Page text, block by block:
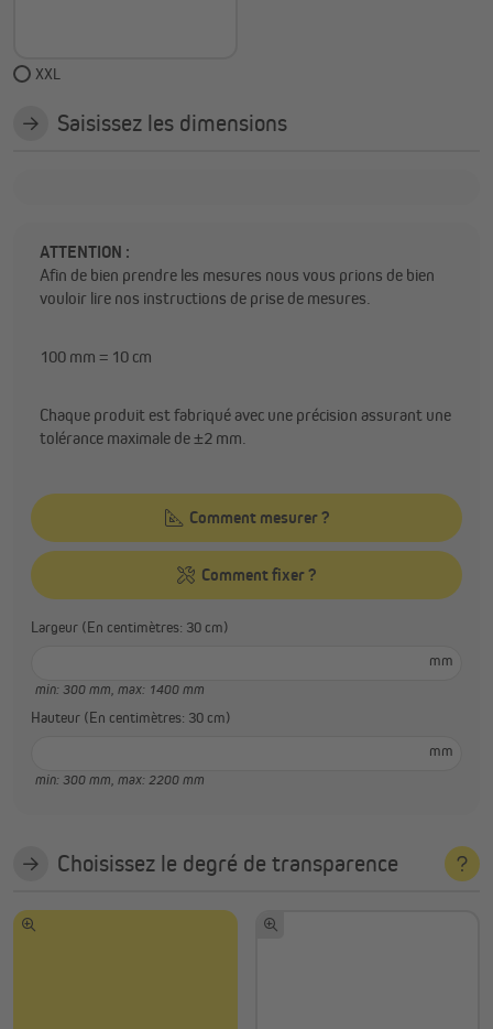
XXL
Saisissez les dimensions
ATTENTION :
Afin de bien prendre les mesures nous vous prions de bien
vouloir lire nos instructions de prise de mesures.
100 mm = 10 cm
Chaque produit est fabriqué avec une précision assurant une
tolérance maximale de ±2 mm.
Comment mesurer ?
Comment fixer ?
Largeur (En centimètres: 30 cm)
mm
min: 300 mm, max: 1400 mm
Hauteur (En centimètres: 30 cm)
mm
min: 300 mm, max: 2200 mm
Choisissez le degré de transparence